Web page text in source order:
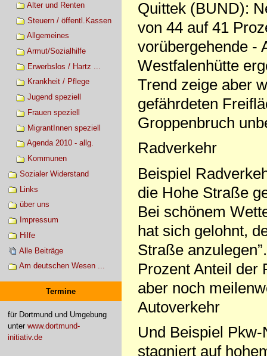
Alter und Renten
Steuern / öffentl.Kassen
Allgemeines
Armut/Sozialhilfe
Erwerbslos / Hartz ...
Krankheit / Pflege
Jugend speziell
Frauen speziell
MigrantInnen speziell
Agenda 2010 - allg.
Kommunen
Sozialer Widerstand
Links
über uns
Impressum
Hilfe
Alle Beiträge
Am deutschen Wesen ...
Termine
für Dortmund und Umgebung
unter www.dortmund-
initiativ.de
Quittek (BUND):
von 44 auf 41
vorübergehende -
Westfalenhütte
Trend zeige aber
gefährdeten
Groppenbruch
Radverkehr
Beispiel
die Hohe Straße
Bei schönem
hat sich gelohnt,
Straße
Prozent Anteil der
aber noch
Autoverkehr
Und Beispiel
stagniert auf